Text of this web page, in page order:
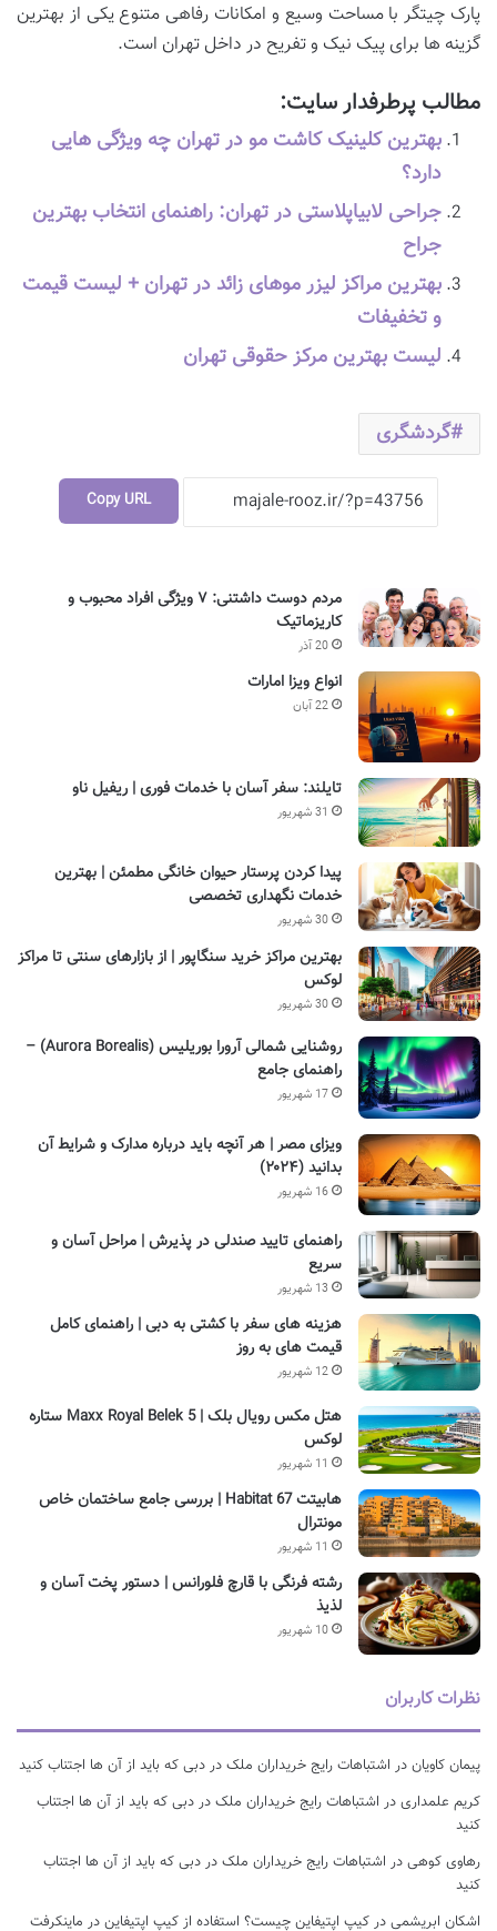
پارک چیتگر با مساحت وسیع و امکانات رفاهی متنوع یکی از بهترین
گزینه ها برای پیک نیک و تفریح در داخل تهران است.
مطالب پرطرفدار سایت:
بهترین کلینیک کاشت مو در تهران چه ویژگی هایی
دارد؟
جراحی لابیاپلاستی در تهران: راهنمای انتخاب بهترین
جراح
بهترین مراکز لیزر موهای زائد در تهران + لیست قیمت
و تخفیفات
لیست بهترین مرکز حقوقی تهران
گردشگری
Copy URL
مردم دوست داشتنی: ۷ ویژگی افراد محبوب و
کاریزماتیک
20 آذر
انواع ویزا امارات
22 آبان
تایلند: سفر آسان با خدمات فوری | ریفیل ناو
31 شهریور
پیدا کردن پرستار حیوان خانگی مطمئن | بهترین
خدمات نگهداری تخصصی
30 شهریور
بهترین مراکز خرید سنگاپور | از بازارهای سنتی تا مراکز
لوکس
30 شهریور
روشنایی شمالی آرورا بوریلیس (Aurora Borealis) –
راهنمای جامع
17 شهریور
ویزای مصر | هر آنچه باید درباره مدارک و شرایط آن
بدانید (۲۰۲۴)
16 شهریور
راهنمای تایید صندلی در پذیرش | مراحل آسان و
سریع
13 شهریور
هزینه های سفر با کشتی به دبی | راهنمای کامل
قیمت های به روز
12 شهریور
هتل مکس رویال بلک | Maxx Royal Belek 5 ستاره
لوکس
11 شهریور
هابیتت Habitat 67 | بررسی جامع ساختمان خاص
مونترال
11 شهریور
رشته فرنگی با قارچ فلورانس | دستور پخت آسان و
لذیذ
10 شهریور
نظرات کاربران
پیمان کاویان در اشتباهات رایج خریداران ملک در دبی که باید از آن ها اجتناب کنید
کریم علمداری در اشتباهات رایج خریداران ملک در دبی که باید از آن ها اجتناب
کنید
رهاوی کوهی در اشتباهات رایج خریداران ملک در دبی که باید از آن ها اجتناب
کنید
اشکان ابریشمی در کیپ اپتیفاین چیست؟ استفاده از کیپ اپتیفاین در ماینکرفت